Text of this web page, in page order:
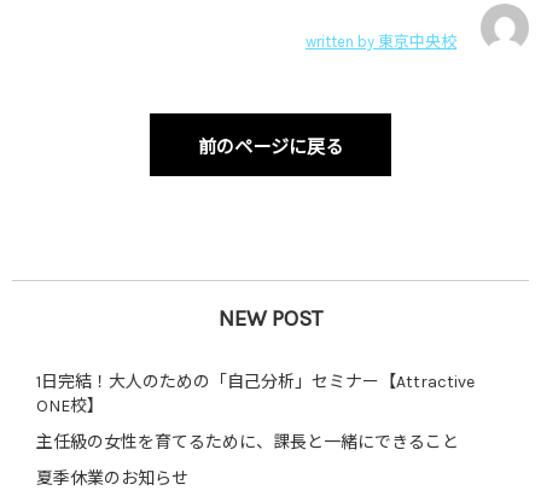
written by 東京中央校
前のページに戻る
NEW POST
1日完結！大人のための「自己分析」セミナー【Attractive
ONE校】
主任級の女性を育てるために、課長と一緒にできること
夏季休業のお知らせ